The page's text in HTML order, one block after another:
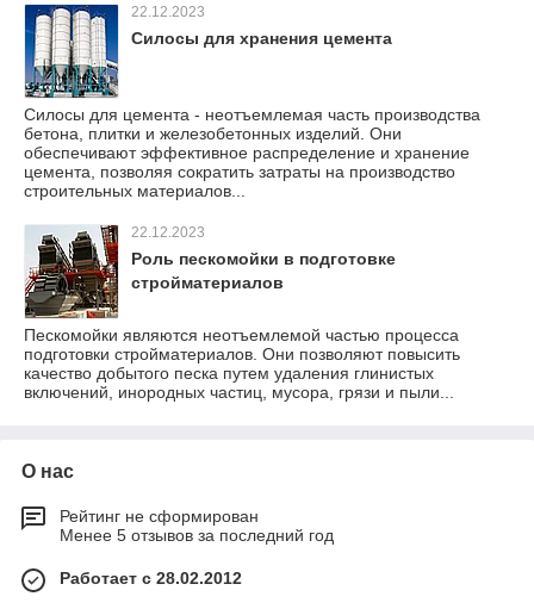
22.12.2023
Силосы для хранения цемента
Силосы для цемента - неотъемлемая часть производства
бетона, плитки и железобетонных изделий. Они
обеспечивают эффективное распределение и хранение
цемента, позволяя сократить затраты на производство
строительных материалов...
22.12.2023
Роль пескомойки в подготовке
стройматериалов
Пескомойки являются неотъемлемой частью процесса
подготовки стройматериалов. Они позволяют повысить
качество добытого песка путем удаления глинистых
включений, инородных частиц, мусора, грязи и пыли...
О нас
Рейтинг не сформирован
Менее 5 отзывов за последний год
Работает с 28.02.2012